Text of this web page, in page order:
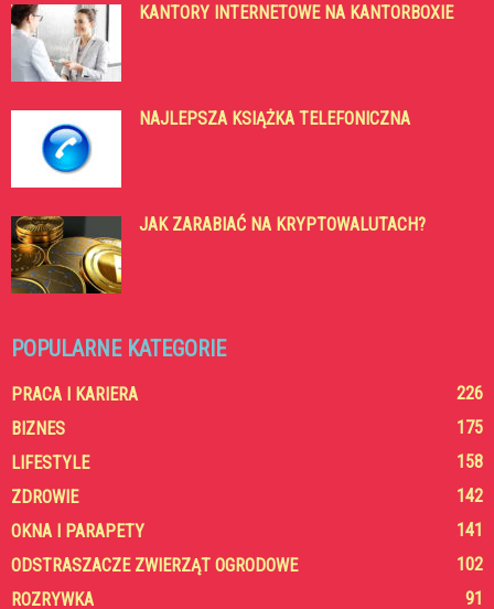
KANTORY INTERNETOWE NA KANTORBOXIE
NAJLEPSZA KSIĄŻKA TELEFONICZNA
JAK ZARABIAĆ NA KRYPTOWALUTACH?
POPULARNE KATEGORIE
PRACA I KARIERA
226
BIZNES
175
LIFESTYLE
158
ZDROWIE
142
OKNA I PARAPETY
141
ODSTRASZACZE ZWIERZĄT OGRODOWE
102
ROZRYWKA
91